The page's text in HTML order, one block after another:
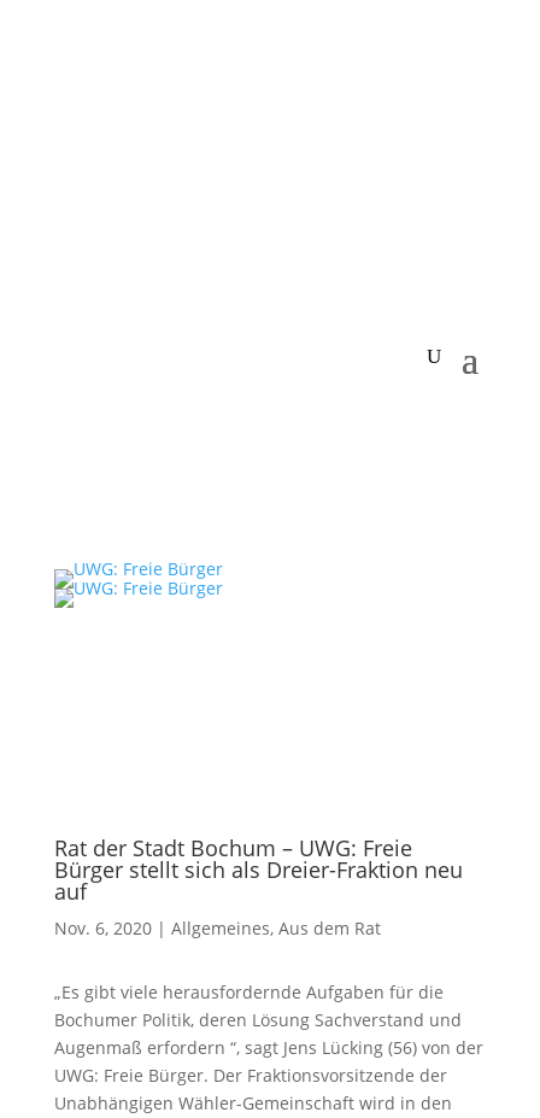
Rat der Stadt Bochum – UWG: Freie
Bürger stellt sich als Dreier-Fraktion neu
auf
Nov. 6, 2020| Allgemeines, Aus dem Rat
„Es gibt viele herausfordernde Aufgaben für die
Bochumer Politik, deren Lösung Sachverstand und
Augenmaß erfordern “, sagt Jens Lücking (56) von der
UWG: Freie Bürger. Der Fraktionsvorsitzende der
Unabhängigen Wähler-Gemeinschaft wird in den